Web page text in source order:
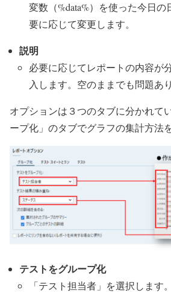
変数（%data%）を使った今日
要に応じて変更します。
説明
必要に応じてレポートの内容が
入します。空のままでも問題あ
オプションは３つのタブに分かれて
ープ化」のタブでグラフの集計方法
テストをグループ化
「テスト担当者」を選択します。